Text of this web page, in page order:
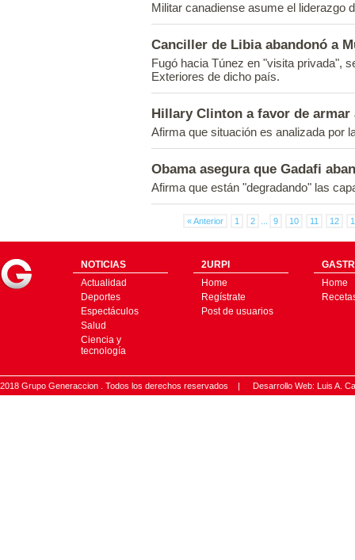
Militar canadiense asume el liderazgo
Canciller de Libia abandonó a
Fugó hacia Túnez en "visita privada",
Exteriores de dicho país.
Hillary Clinton a favor de
Afirma que situación es analizada por
Obama asegura que Gadafi
Afirma que están "degradando" las
« Anterior 1 2 9 10 11 12
NOTICIAS
Actualidad
Deportes
Espectáculos
Salud
Ciencia y
tecnología
2URPI
Home
Regístrate
Post de usuarios
Home
2018 Grupo Generaccion . Todos los derechos reservados | Desarrollo Web: Luis